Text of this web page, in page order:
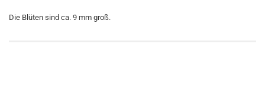
Die Blüten sind ca. 9 mm groß.